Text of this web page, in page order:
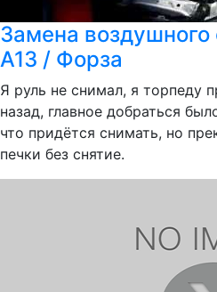
Замена
А13 / Форза
Я руль не снимал, я торпеду
назад, главное добраться
что придётся снимать, но
печки без снятие.